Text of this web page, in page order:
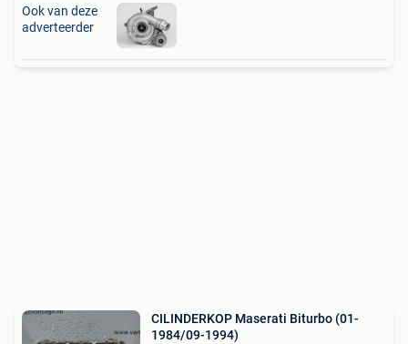
Ook van deze
adverteerder
CILINDERKOP Maserati Biturbo (01-
1984/09-1994)